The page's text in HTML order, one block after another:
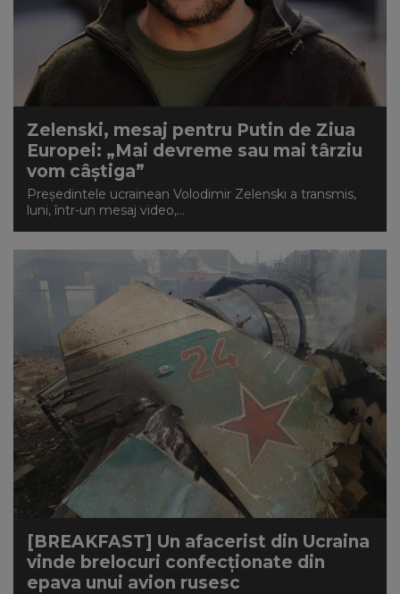
Zelenski, mesaj pentru Putin de Ziua
Europei: „Mai devreme sau mai târziu
vom câştiga”
Preşedintele ucrainean Volodimir Zelenski a transmis,
luni, într-un mesaj video,...
[BREAKFAST] Un afacerist din Ucraina
vinde brelocuri confecţionate din
epava unui avion rusesc